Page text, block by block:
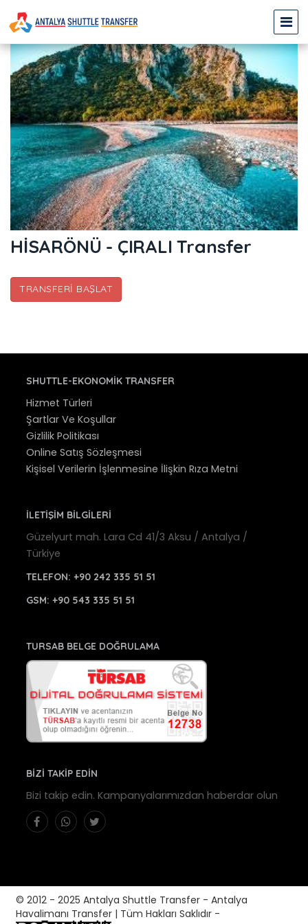
HİSARÖNÜ - ÇIRALI Transfer
TRANSFERI BAŞLAT
SHUTTLE-EKONOMIK TRANSFER
Hizmet Türleri
Şartlar Ve Koşullar
Gizlilik Politikası
Online Satış Sözleşmesi
Kişisel Verilerin İşlenmesine İlişkin Rıza Metni
İLETİŞİM BİLGİLERİ
Güzelyurt mah. Lara Cd 41/3 Aksu / Antalya /
Türkiye
TELEFON: +90 242 335 51 51
GSM: +90 543 335 51 51
TURSAB BELGE DOĞRULAMA
BİZİ TAKİP EDİN
Bizi takip edin. Kampanyalarımızdan haberdar olun
© 2012 - 2025 Antalya Shuttle Transfer - Antalya
Havalimanı Transfer | Tüm Hakları Saklıdır -